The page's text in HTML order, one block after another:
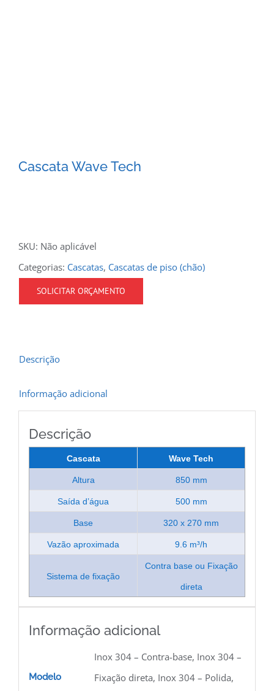
Cascata Wave Tech
SKU: Não aplicável
Categorias: Cascatas, Cascatas de piso (chão)
SOLICITAR ORÇAMENTO
Descrição
Informação adicional
Descrição
Cascata Wave Tech
Altura 850 mm
Saída d’água 500 mm
Base 320 x 270 mm
Vazão aproximada 9.6 m³/h
Sistema de fixação
Contra base ou Fixação
direta
Informação adicional
Modelo
Inox 304 – Contra-base, Inox 304 –
Fixação direta, Inox 304 – Polida,